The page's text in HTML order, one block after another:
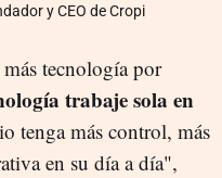
y CEO de Cropi
tecnología por
trabaje sola en
tenga más control, más
en su día a día",